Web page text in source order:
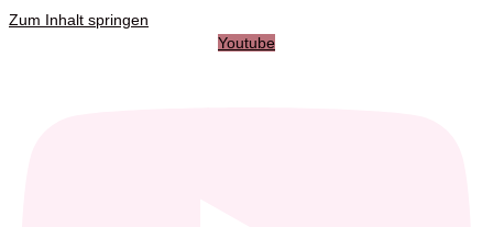
Zum Inhalt springen
Youtube